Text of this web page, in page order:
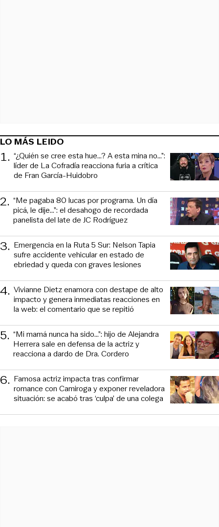
LO MÁS LEIDO
1. “¿Quién se cree esta hue...? A esta mina no...”:
líder de La Cofradía reacciona furia a crítica
de Fran García-Huidobro
2. “Me pagaba 80 lucas por programa. Un día
picá, le dije...”: el desahogo de recordada
panelista del late de JC Rodríguez
3. Emergencia en la Ruta 5 Sur: Nelson Tapia
sufre accidente vehicular en estado de
ebriedad y queda con graves lesiones
4. Vivianne Dietz enamora con destape de alto
impacto y genera inmediatas reacciones en
la web: el comentario que se repitió
5. “Mi mamá nunca ha sido...”: hijo de Alejandra
Herrera sale en defensa de la actriz y
reacciona a dardo de Dra. Cordero
6. Famosa actriz impacta tras confirmar
romance con Camiroga y exponer reveladora
situación: se acabó tras ‘culpa’ de una colega